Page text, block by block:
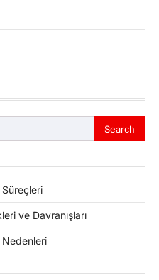
Süreçleri
ve Davranışları
Nedenleri